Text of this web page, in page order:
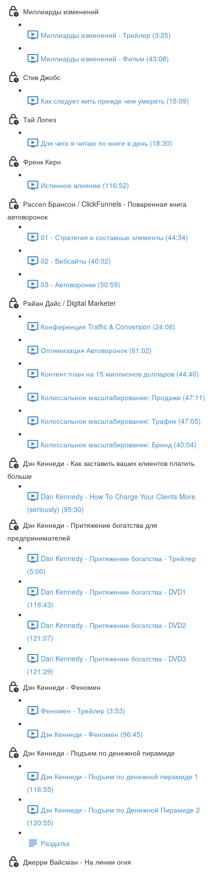
Миллиарды изменений
Миллиарды изменений - Трейлер (3:25)
Миллиарды изменений - Фильм (43:08)
Стив Джобс
Как следует жить прежде чем умереть (15:09)
Тай Лопез
Для чего я читаю по книге в день (18:30)
Френк Керн
Истинное влияние (116:52)
Рассел Брансон / ClickFunnels - Поваренная книга
автоворонок
01 - Стратегия и составные элементы (44:34)
02 - Вебсайты (40:02)
03 - Автоворонки (50:59)
Райан Дайс / Digital Marketer
Конференция Traffic & Conversion (24:08)
Оптимизация Автоворонок (61:02)
Контент план на 15 миллионов долларов (44:40)
Колоссальное масштабирование: Продажи (47:11)
Колоссальное масштабирование: Трафик (47:05)
Колоссальное масштабирование: Бренд (40:04)
Дэн Кеннеди - Как заставить ваших клиентов платить
больше
Dan Kennedy - How To Charge Your Clients More
(seriously) (95:30)
Дэн Кеннеди - Притяжение богатства для
предпринимателей
Dan Kennedy - Притяжение богатства - Трейлер
(5:00)
Dan Kennedy - Притяжение богатства - DVD1
(118:43)
Dan Kennedy - Притяжение богатства - DVD2
(121:07)
Dan Kennedy - Притяжение богатства - DVD3
(121:29)
Дэн Кеннеди - Феномен
Феномен - Трейлер (3:53)
Дэн Кеннеди - Феномен (96:45)
Дэн Кеннеди - Подъем по денежной пирамиде
Дэн Кеннеди - Подъем по денежной пирамиде 1
(116:55)
Дэн Кеннеди - Подъем по Денежной Пирамиде 2
(120:55)
Раздатка
Джерри Вайсман - На линии огня